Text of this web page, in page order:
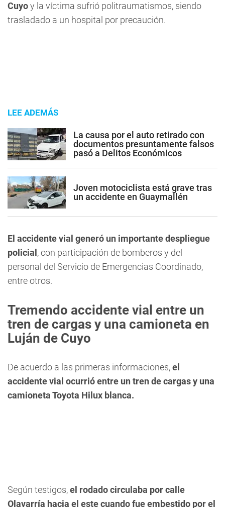
Cuyoy la víctima sufrió politraumatismos, siendo
trasladado a un hospital por precaución.
LEE ADEMÁS
La causa por el auto retirado con
documentos presuntamente falsos
pasó a Delitos Económicos
Joven motociclista está grave tras
un accidente en Guaymallén
El accidente vial generó un importante despliegue
policial , con participación de bomberos y del
personal del Servicio de Emergencias Coordinado,
entre otros.
Tremendo accidente vial entre un
tren de cargas y una camioneta en
Luján de Cuyo
De acuerdo a las primeras informaciones,el
accidente vial ocurrió entre un tren de cargas y una
camioneta Toyota Hilux blanca.
Según testigos,el rodado circulaba por calle
Olavarría hacia el este cuando fue embestido por el